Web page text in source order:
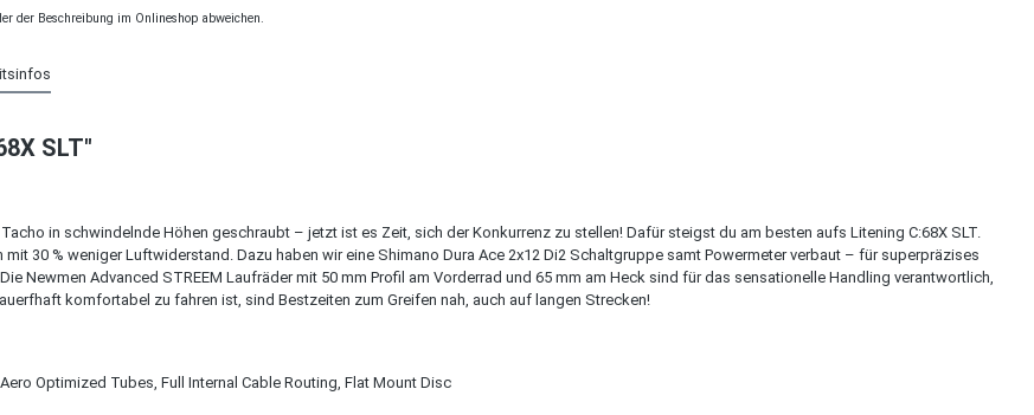
der Beschreibung im Onlineshop abweichen.
SLT"
in schwindelnde Höhen geschraubt – jetzt ist es Zeit, sich der Konkurrenz zu stellen! Dafür steigst du am besten aufs Litening C:68X SLT.
30 % weniger Luftwiderstand. Dazu haben wir eine Shimano Dura Ace 2x12 Di2 Schaltgruppe samt Powermeter verbaut – für superpräzises
Newmen Advanced STREEM Laufräder mit 50 mm Profil am Vorderrad und 65 mm am Heck sind für das sensationelle Handling verantwortlich,
komfortabel zu fahren ist, sind Bestzeiten zum Greifen nah, auch auf langen Strecken!
Optimized Tubes, Full Internal Cable Routing, Flat Mount Disc